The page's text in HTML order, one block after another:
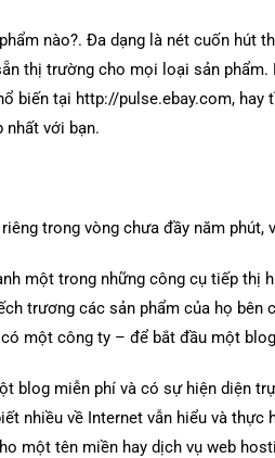
nào?. Đa dạng là nét cuốn hút
thị trường cho mọi loại sản
biến tại http://pulse.ebay.com,
nhất với bạn.
trong vòng chưa đầy năm
một trong những công cụ tiếp thị
trương các sản phẩm của họ bên
một công ty – để bắt đầu một
blog miễn phí và có sự hiện diện
nhiều về Internet vẫn hiểu và
một tên miền hay dịch vụ web